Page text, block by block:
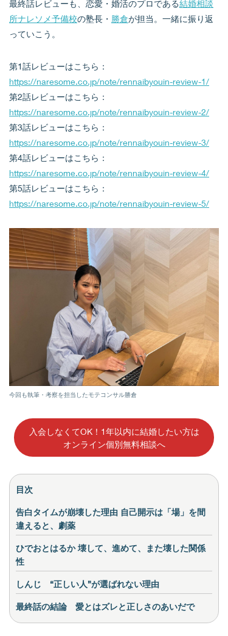
最終話レビューも、恋愛・婚活のプロである結婚相談
所ナレソメ予備校の塾長・ 勝倉が担当。一緒に振り返
っていこう。
第1話レビューはこちら：
https://naresome.co.jp/note/rennaibyouin-review-1/
第2話レビューはこちら：
https://naresome.co.jp/note/rennaibyouin-review-2/
第3話レビューはこちら：
https://naresome.co.jp/note/rennaibyouin-review-3/
第4話レビューはこちら：
https://naresome.co.jp/note/rennaibyouin-review-4/
第5話レビューはこちら：
https://naresome.co.jp/note/rennaibyouin-review-5/
今回も執筆・考察を担当したモテコンサル勝倉
入会しなくてOK！1年以内に結婚したい方は
オンライン個別無料相談へ
目次
告白タイムが崩壊した理由 自己開示は「場」を間
違えると、劇薬
ひでおとはるか 壊して、進めて、また壊した関係
性
しんじ “正しい人”が選ばれない理由
最終話の結論 愛とはズレと正しさのあいだで